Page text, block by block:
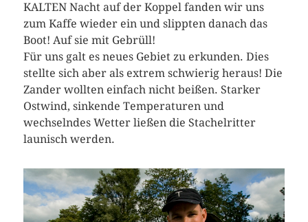
KALTEN Nacht auf der Koppel fanden wir uns
zum Kaffe wieder ein und slippten danach das
Boot! Auf sie mit Gebrüll!
Für uns galt es neues Gebiet zu erkunden. Dies
stellte sich aber als extrem schwierig heraus! Die
Zander wollten einfach nicht beißen. Starker
Ostwind, sinkende Temperaturen und
wechselndes Wetter ließen die Stachelritter
launisch werden.